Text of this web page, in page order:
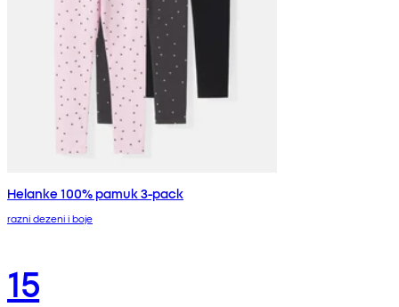
Helanke 100% pamuk 3-pack
razni dezeni i boje
15